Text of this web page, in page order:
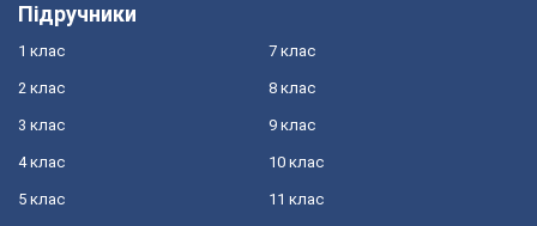
Підручники
1 клас
2 клас
3 клас
4 клас
5 клас
7 клас
8 клас
9 клас
10 клас
11 клас